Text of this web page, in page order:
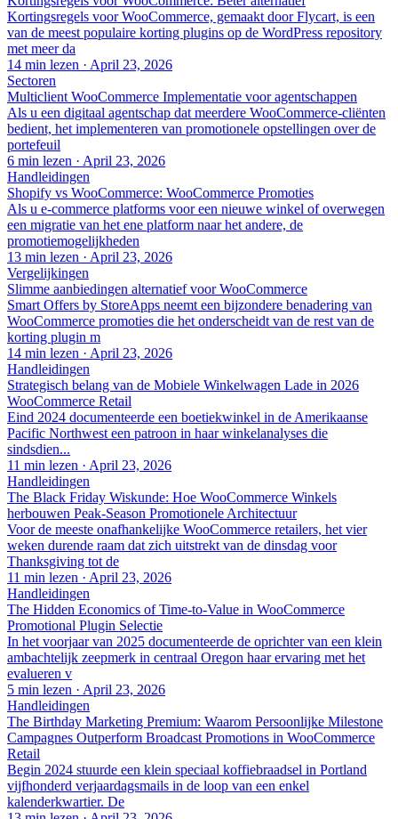
Kortingsregels voor WooCommerce, gemaakt door Flycart, is een
van de meest populaire korting plugins op de WordPress repository
met meer da
14 min lezen · April 23, 2026
Sectoren
Multiclient WooCommerce Implementatie voor agentschappen
Als u een digitaal agentschap dat meerdere WooCommerce-cliënten
bedient, het implementeren van promotionele opstellingen over de
portefeuil
6 min lezen · April 23, 2026
Handleidingen
Shopify vs WooCommerce: WooCommerce Promoties
Als u e-commerce platforms voor een nieuwe winkel of overwegen
een migratie van het ene platform naar het andere, de
promotiemogelijkheden
13 min lezen · April 23, 2026
Vergelijkingen
Slimme aanbiedingen alternatief voor WooCommerce
Smart Offers by StoreApps neemt een bijzondere benadering van
WooCommerce promoties die het onderscheidt van de rest van de
korting plugin m
14 min lezen · April 23, 2026
Handleidingen
Strategisch belang van de Mobiele Winkelwagen Lade in 2026
WooCommerce Retail
Eind 2024 documenteerde een boetiekwinkel in de Amerikaanse
Pacific Northwest een patroon in haar winkelanalyses die
sindsdien...
11 min lezen · April 23, 2026
Handleidingen
The Black Friday Wiskunde: Hoe WooCommerce Winkels
herbouwen Peak-Season Promotionele Architectuur
Voor de meeste onafhankelijke WooCommerce retailers, het vier
weken durende raam dat zich uitstrekt van de dinsdag voor
Thanksgiving tot de
11 min lezen · April 23, 2026
Handleidingen
The Hidden Economics of Time-to-Value in WooCommerce
Promotional Plugin Selectie
In het voorjaar van 2025 documenteerde de oprichter van een klein
ambachtelijk zeepmerk in centraal Oregon haar ervaring met het
evalueren v
5 min lezen · April 23, 2026
Handleidingen
The Birthday Marketing Premium: Waarom Persoonlijke Milestone
Campagnes Outperform Broadcast Promotions in WooCommerce
Retail
Begin 2024 stuurde een klein speciaal koffiebraadsel in Portland
vijfhonderd verjaardagsmails in de loop van een enkel
kalenderkwartier. De